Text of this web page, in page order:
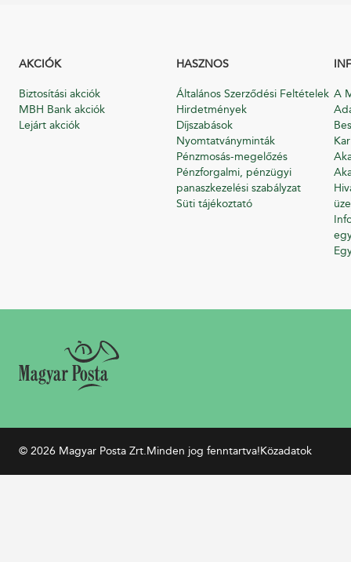
AKCIÓK
Biztosítási akciók
MBH Bank akciók
Lejárt akciók
HASZNOS
Általános Szerződési Feltételek
Hirdetmények
Díjszabások
Nyomtatványminták
Pénzmosás-megelőzés
Pénzforgalmi, pénzügyi
panaszkezelési szabályzat
Süti tájékoztató
A
© 2026 Magyar Posta Zrt.Minden jog fenntartva!Közadatok